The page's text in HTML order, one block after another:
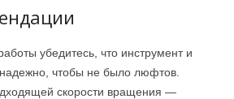
убедитесь, что инструмент и
чтобы не было люфтов.
скорости вращения —